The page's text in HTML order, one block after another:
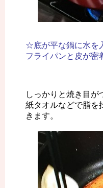
☆底が平な鍋に水を
フライパンと皮が密
しっかりと焼き目が
紙タオルなどで脂を
きます。